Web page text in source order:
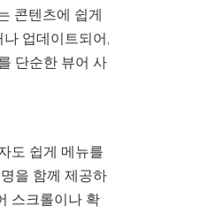
콘텐츠에 쉽게
업데이트되어,
단순한 뷰어 사
도 쉽게 메뉴를
을 함께 제공하
스크롤이나 확